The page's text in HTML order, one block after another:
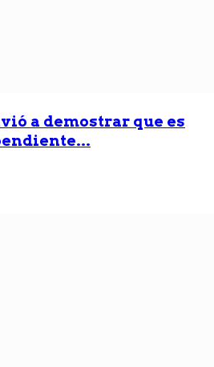
a demostrar que es